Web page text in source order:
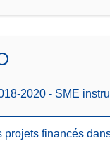
2020 - SME
projets financés